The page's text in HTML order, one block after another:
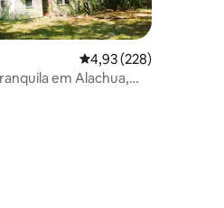
398 avaliações
4,93 de uma avaliação
4,93 (228)
em Alachua,